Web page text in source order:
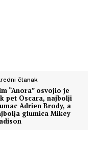
članak
“Anora” osvojio je
pet Oscara, najbolji
Adrien Brody, a
glumica Mikey